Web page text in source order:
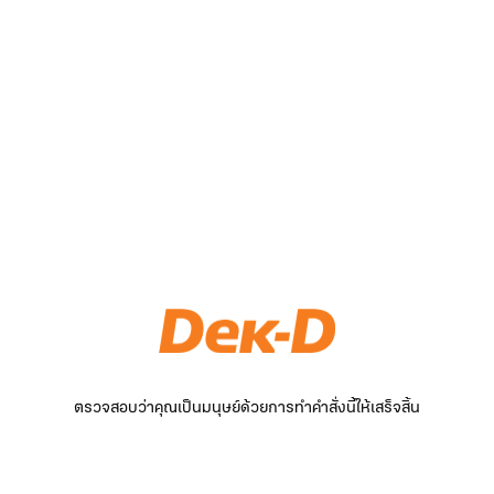
ตรวจสอบว่าคุณเป็นมนุษย์ด้วยการทำคำสั่งนี้ให้เสร็จสิ้น